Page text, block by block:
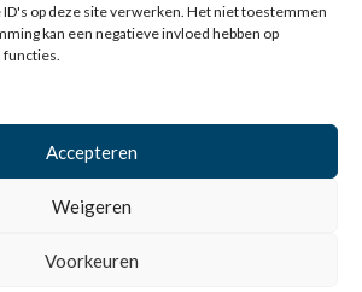
op deze site verwerken. Het niet toestemmen
kan een negatieve invloed hebben op
functies.
Accepteren
Weigeren
Voorkeuren
0
Jonge Balie Zeeland-West-Brabant